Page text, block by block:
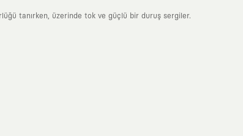
tanırken, üzerinde tok ve güçlü bir duruş sergiler.